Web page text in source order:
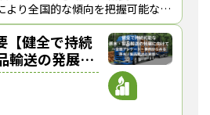
より全国的な傾向を把握可能な
部を報告する。No.３・No.４の
【健全で持続
輸送の発展に